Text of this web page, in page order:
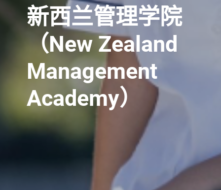
新西兰管理学院
（New Zealand
Management
Academy）